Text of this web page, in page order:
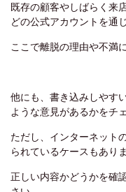
既存の顧客やしばらく来
どの公式アカウントを通
ここで離脱の理由や不満
他にも、書き込みしやす
ような意見があるかをチ
ただし、インターネット
られているケースもありま
正しい内容かどうかを確